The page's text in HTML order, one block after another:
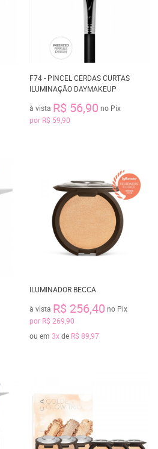
F74 - PINCEL CERDAS CURTAS
ILUMINAÇÃO DAYMAKEUP
à vista R$ 56,90 no Pix
por R$ 59,90
ILUMINADOR BECCA
à vista R$ 256,40 no Pix
por R$ 269,90
ou em 3xde R$ 89,97